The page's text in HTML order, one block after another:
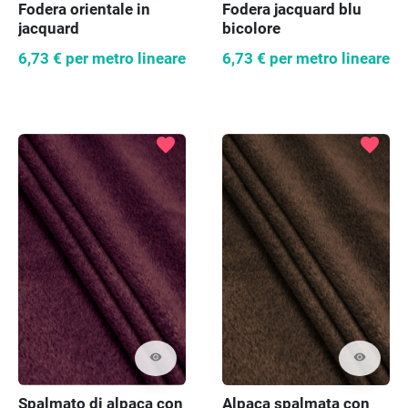
Fodera orientale in
jacquard
6,73 € per metro lineare
Fodera jacquard blu
bicolore
6,73 € per metro lineare
visibility
favorite
Spalmato di alpaca con
visibility
favorite
Alpaca spalmata con